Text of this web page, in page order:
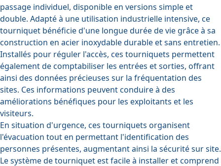
passage individuel, disponible en versions simple et
double. Adapté à une utilisation industrielle intensive, ce
tourniquet bénéficie d'une longue durée de vie grâce à sa
construction en acier inoxydable durable et sans entretien.
Installés pour réguler l'accès, ces tourniquets permettent
également de comptabiliser les entrées et sorties, offrant
ainsi des données précieuses sur la fréquentation des
sites. Ces informations peuvent conduire à des
améliorations bénéfiques pour les exploitants et les
visiteurs.
En situation d'urgence, ces tourniquets organisent
l'évacuation tout en permettant l'identification des
personnes présentes, augmentant ainsi la sécurité sur site.
Le système de tourniquet est facile à installer et comprend